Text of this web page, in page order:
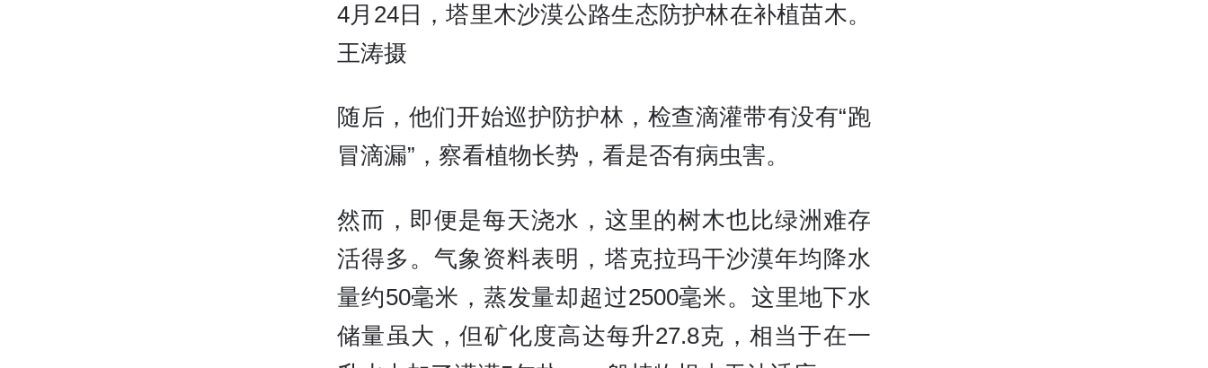
4月24日，塔里木沙漠公路生态防护林在补植苗木。
王涛摄
随后，他们开始巡护防护林，检查滴灌带有没有“跑
冒滴漏”，察看植物长势，看是否有病虫害。
然而，即便是每天浇水，这里的树木也比绿洲难存
活得多。气象资料表明，塔克拉玛干沙漠年均降水
量约50毫米，蒸发量却超过2500毫米。这里地下水
储量虽大，但矿化度高达每升27.8克，相当于在一